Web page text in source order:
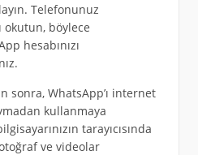
Telefonunuz
okutun, böylece
hesabınızı
sonra, WhatsApp’ı internet
kullanmaya
tarayıcısında
ve videolar